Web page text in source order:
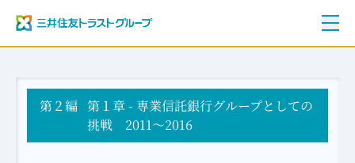
ご挨拶
三井住友トラストグループ100年史
資料編
年表
第２編 第１章 - 専業信託銀行グループとしての
挑戦 2011～2016